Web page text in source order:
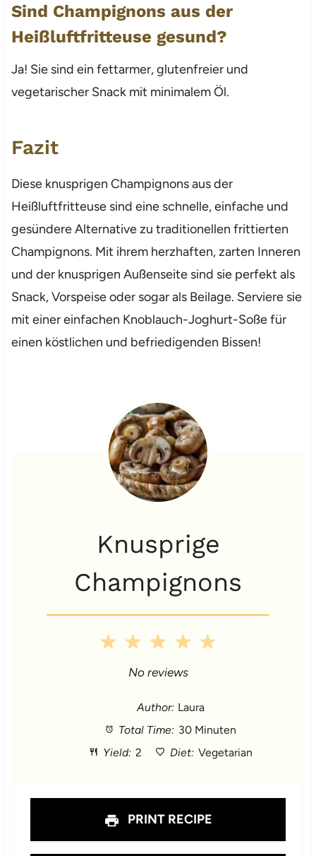
Sind Champignons aus der
Heißluftfritteuse gesund?
Ja! Sie sind ein fettarmer, glutenfreier und
vegetarischer Snack mit minimalem Öl.
Fazit
Diese knusprigen Champignons aus der
Heißluftfritteuse sind eine schnelle, einfache und
gesündere Alternative zu traditionellen frittierten
Champignons. Mit ihrem herzhaften, zarten Inneren
und der knusprigen Außenseite sind sie perfekt als
Snack, Vorspeise oder sogar als Beilage. Serviere sie
mit einer einfachen Knoblauch-Joghurt-Soße für
einen köstlichen und befriedigenden Bissen!
Knusprige
Champignons
5
a
r
s
4
t
a
s
3
S
t
a
s
2
S
t
a
s
1
a
No reviews
Author: Laura
Total Time: 30 Minuten
Yield: 2 Diet: Vegetarian
PRINT RECIPE